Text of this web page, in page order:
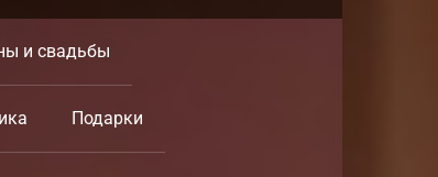
и свадьбы
Подарки